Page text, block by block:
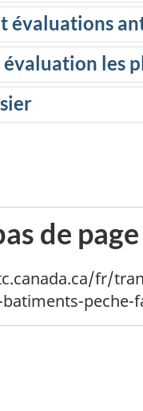
de page
fr/
peche-